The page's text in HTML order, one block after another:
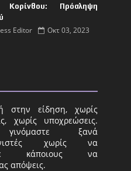
Κορίνθου: Πρόσληψη
Editor Οκτ 03, 2023
στην είδηση, χωρίς
χωρίς υποχρεώσεις.
ξανά
χωρίς να
κάποιους να
απόψεις.